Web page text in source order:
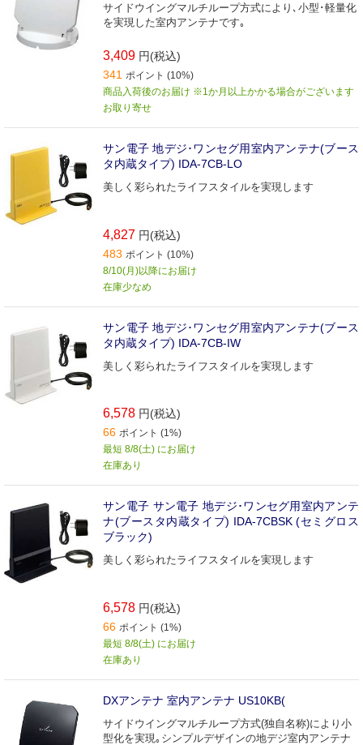
サイドウイングマルチループ方式により､小型･軽量化
を実現した室内アンテナです｡
3,409 円(税込)
341 ポイント (10%)
商品入荷後のお届け ※1か月以上かかる場合がございます
お取り寄せ
サン電子 地デジ･ワンセグ用室内アンテナ(ブース
タ内蔵タイプ) IDA-7CB-LO
美しく彩られたライフスタイルを実現します
4,827 円(税込)
483 ポイント (10%)
8/10(月)以降にお届け
在庫少なめ
サン電子 地デジ･ワンセグ用室内アンテナ(ブース
タ内蔵タイプ) IDA-7CB-IW
美しく彩られたライフスタイルを実現します
6,578 円(税込)
66 ポイント (1%)
最短 8/8(土) にお届け
在庫あり
サン電子 サン電子 地デジ･ワンセグ用室内アンテ
ナ(ブースタ内蔵タイプ) IDA-7CBSK (セミグロス
ブラック)
美しく彩られたライフスタイルを実現します
6,578 円(税込)
66 ポイント (1%)
最短 8/8(土) にお届け
在庫あり
DXアンテナ 室内アンテナ US10KB(
サイドウイングマルチループ方式(独自名称)により小
型化を実現｡シンプルデザインの地デジ室内アンテナ